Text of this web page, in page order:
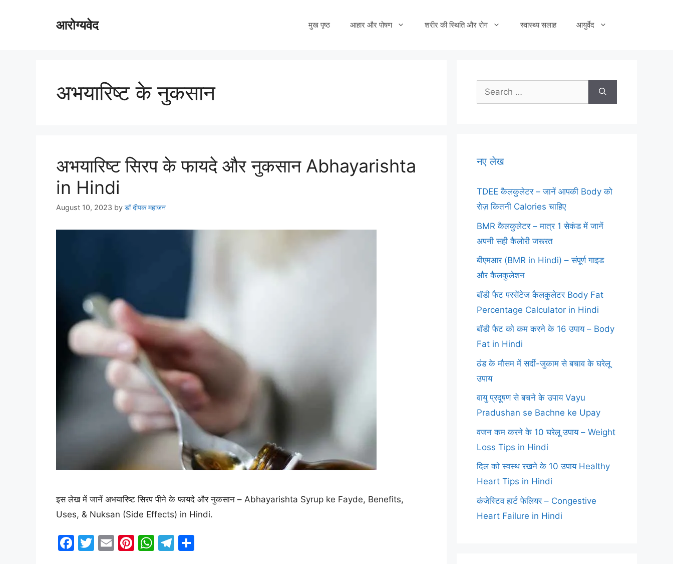
आरोग्यवेद मुख पृष्ठ आहार और पोषण शरीर की स्थिति और रोग स्वास्थ्य सलाह आयुर्वेद
अभयारिष्ट के नुकसान
अभयारिष्ट सिरप के फायदे और नुकसान Abhayarishta
in Hindi
August 10, 2023 by डॉ दीपक महाजन
इस लेख में जानें अभयारिष्ट सिरप पीने के फायदे और नुकसान – Abhayarishta Syrup ke Fayde, Benefits,
Uses, & Nuksan (Side Effects) in Hindi.
F
T
E
Pi W T
Search
for:
नए लेख
TDEE कैलकुलेटर – जानें आपकी Body को
रोज़ कितनी Calories चाहिए
BMR कैलकुलेटर – मात्र 1 सेकंड में जानें
अपनी सही कैलोरी जरूरत
बीएमआर (BMR in Hindi) – संपूर्ण गाइड
और कैलकुलेशन
बॉडी फैट परसेंटेज कैलकुलेटर Body Fat
Percentage Calculator in Hindi
बॉडी फैट को कम करने के 16 उपाय – Body
Fat in Hindi
ठंड के मौसम में सर्दी-जुकाम से बचाव के घरेलू
उपाय
वायु प्रदूषण से बचने के उपाय Vayu
Pradushan se Bachne ke Upay
वजन कम करने के 10 घरेलू उपाय – Weight
Loss Tips in Hindi
दिल को स्वस्थ रखने के 10 उपाय Healthy
Heart Tips in Hindi
कंजेस्टिव हार्ट फेलियर – Congestive
Heart Failure in Hindi